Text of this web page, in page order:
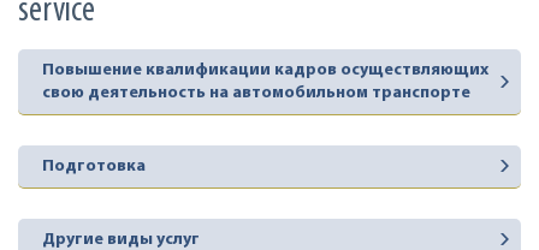
service
Повышение квалификации кадров осуществляющих
свою деятельность на автомобильном транспорте
Подготовка
Другие виды услуг